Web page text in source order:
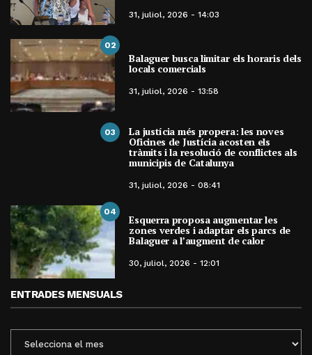
31, juliol, 2026 - 14:03
02
Balaguer busca limitar els horaris dels
locals comercials
31, juliol, 2026 - 13:58
03 La justícia més propera: les noves
Oficines de Justícia acosten els
tràmits i la resolució de conflictes als
municipis de Catalunya
31, juliol, 2026 - 08:41
04
Esquerra proposa augmentar les
zones verdes i adaptar els parcs de
Balaguer a l’augment de calor
30, juliol, 2026 - 12:01
ENTRADES MENSUALS
MENSUALS